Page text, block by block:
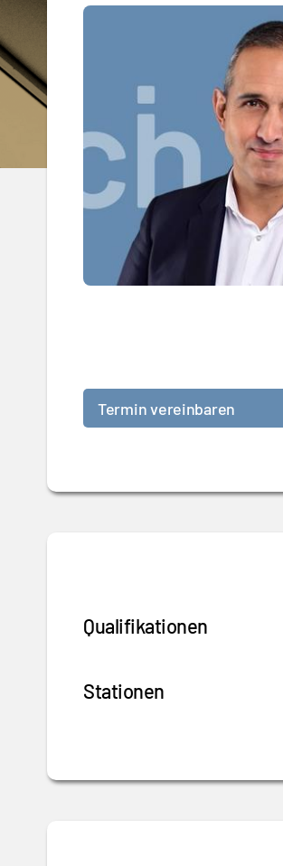
Termin vereinbaren
Qualifikationen
Stationen